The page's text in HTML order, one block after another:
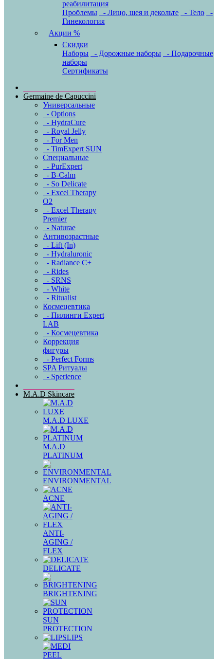
реабилитация
Проблемы
- Лицо, шея и декольте - Тело
-
Гинекология
Акции %
Скидки
Наборы
- Дорожные наборы
- Подарочные
наборы
Сертификаты
Germaine de Capuccini
Универсальные
- Options
- HydraCure
- Royal Jelly
- For Men
- TimExpert SUN
Специальные
- PurExpert
- B-Calm
- So Delicate
- Excel Therapy
O2
- Excel Therapy
Premier
- Naturae
Антивозрастные
- Lift (In)
- Hydraluronic
- Radiance C+
- Rides
- SRNS
- White
- Ritualist
Космецевтика
- Пилинги Expert
LAB
- Космецевтика
Коррекция
фигуры
- Perfect Forms
SPA Ритуалы
- Sperience
M.A.D Skincare
M.A.D LUXE
M.A.D
PLATINUM
ENVIRONMENTAL
ACNE
ANTI-
AGING /
FLEX
DELICATE
BRIGHTENING
SUN
PROTECTION
LIPS